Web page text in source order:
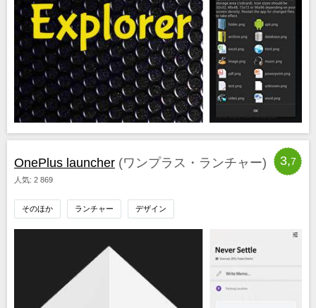
3,7
OnePlus launcher (ワンプラス・ランチャー)
人気: 2 869
そのほか ランチャー デザイン